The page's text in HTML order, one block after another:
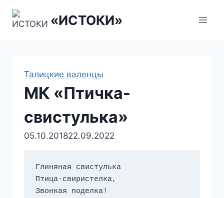
«ИСТОКИ»
Талицкие валенцы
МК «Птичка-
свистулька»
05.10.201822.09.2022
Глиняная свистулька
Птица-свиристелка,
Звонкая поделка!